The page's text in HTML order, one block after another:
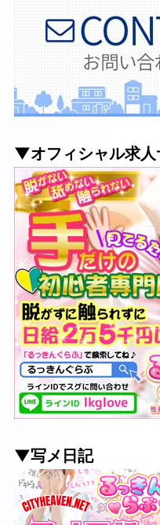
▼オフィシャル求人
▼写メ日記